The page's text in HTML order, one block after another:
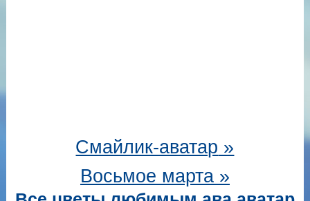
Смайлик-аватар »
Восьмое марта »